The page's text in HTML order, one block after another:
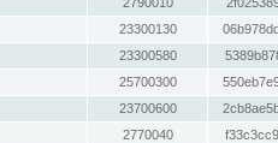
23300130
23300580
25700300
23700600
2770040